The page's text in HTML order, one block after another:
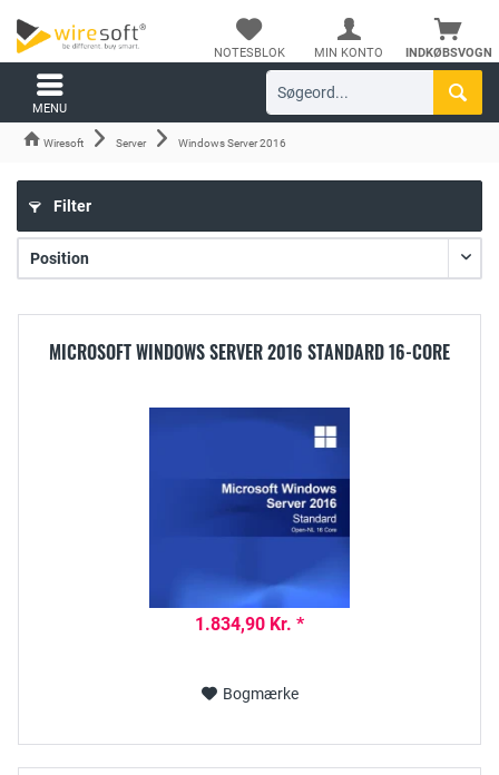
INDKØBSVOGN
NOTESBLOK MIN KONTO
MENU
Wiresoft Server Windows Server 2016
Filter
MICROSOFT WINDOWS SERVER 2016 STANDARD 16-CORE
1.834,90 Kr. *
Bogmærke